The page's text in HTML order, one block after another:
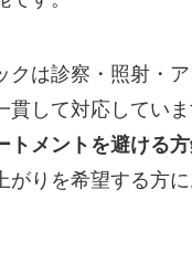
クは診察・照射・
貫して対応していま
トメントを避ける
がりを希望する方